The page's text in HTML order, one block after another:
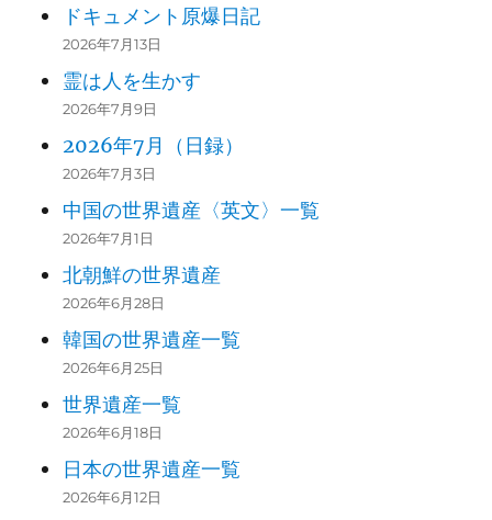
ドキュメント原爆日記
2026年7月13日
霊は人を生かす
2026年7月9日
2026年7月（日録）
2026年7月3日
中国の世界遺産〈英文〉一覧
2026年7月1日
北朝鮮の世界遺産
2026年6月28日
韓国の世界遺産一覧
2026年6月25日
世界遺産一覧
2026年6月18日
日本の世界遺産一覧
2026年6月12日